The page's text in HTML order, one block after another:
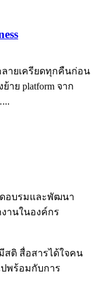
คลายเครียดทุกคืนก่อน
าย platform จาก
ดอบรมและพัฒนา
านในองค์กร
ติ สื่อสารได้ใจคน
ปพร้อมกับการ